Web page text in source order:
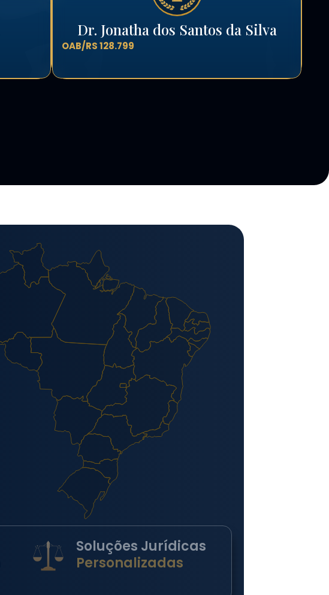
Dr. Jonatha dos Santos da Silva
OAB/RS 128.799
Soluções Jurídicas
Personalizadas